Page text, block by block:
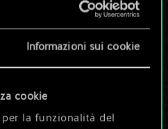
Informazioni sui cookie
cookie
la funzionalità del
è solo un
carte